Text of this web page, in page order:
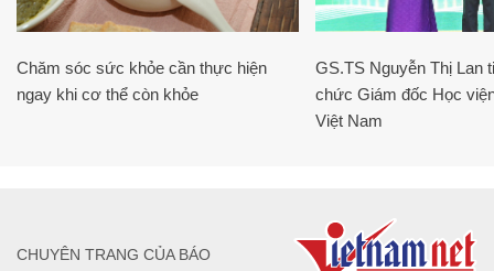
Chăm sóc sức khỏe cần thực hiện
ngay khi cơ thể còn khỏe
GS.TS Nguyễn Thị Lan
chức Giám đốc Học
Việt Nam
CHUYÊN TRANG CỦA BÁO